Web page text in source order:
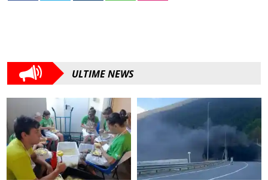
ULTIME NEWS